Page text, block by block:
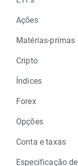
Ações
Matérias-primas
Cripto
Índices
Forex
Opções
Conta e taxas
Especificação de